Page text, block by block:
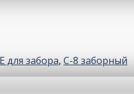
для забора, С-8 заборный